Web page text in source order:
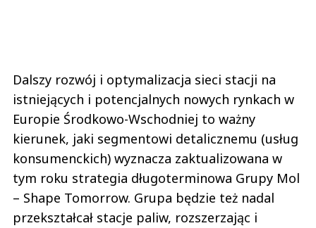
Dalszy rozwój i optymalizacja sieci stacji na
istniejących i potencjalnych nowych rynkach w
Europie Środkowo-Wschodniej to ważny
kierunek, jaki segmentowi detalicznemu (usług
konsumenckich) wyznacza zaktualizowana w
tym roku strategia długoterminowa Grupy Mol
– Shape Tomorrow. Grupa będzie też nadal
przekształcał stacje paliw, rozszerzając i